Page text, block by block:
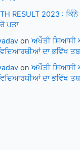
RESULT 2023 :
ਪਤਾ
onਅਖੌਤੀ ਸਿਆਸੀ
ਦਾ ਭਵਿੱਖ
onਅਖੌਤੀ ਸਿਆਸੀ
ਦਾ ਭਵਿੱਖ